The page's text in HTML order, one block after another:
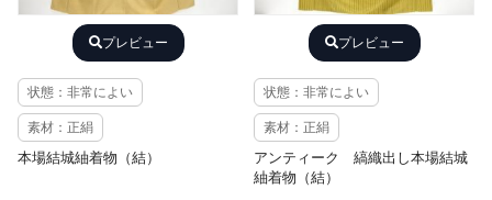
プレビュー
状態：非常によい
素材：正絹
本場結城紬着物（結）
プレビュー
状態：非常によい
素材：正絹
アンティーク 縞織出し本場結城
紬着物（結）